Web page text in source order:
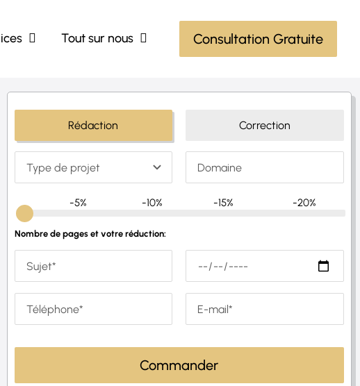
Tout sur nous Consultation Gratuite
Rédaction Correction
-5% -10% -15% -20%
Nombre de pages et votre réduction:
Commander